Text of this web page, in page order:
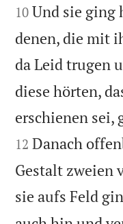
10 Und sie ging
denen, die mit
da Leid trugen
diese hörten,
erschienen sei,
12 Danach
Gestalt zweien
sie aufs Feld